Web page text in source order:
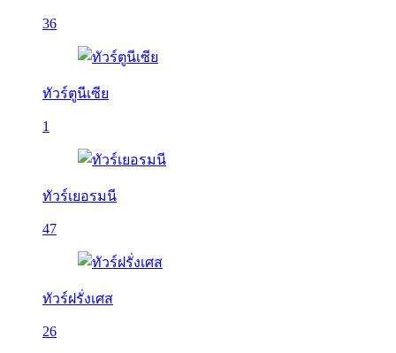
36
ทัวร์ตูนีเซีย
1
ทัวร์เยอรมนี
47
ทัวร์ฝรั่งเศส
26